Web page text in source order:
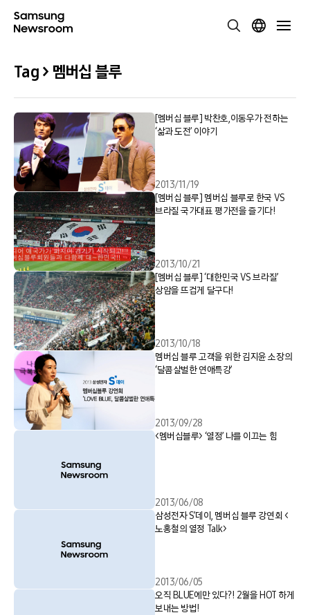
Tag > 멤버십 블루
[멤버십 블루] 박찬호,이동우가 전하는
‘삶과 도전’ 이야기
2013/11/19
[멤버십 블루] 멤버십 블루로 한국 VS
브라질 국가대표 평가전을 즐기다!
2013/10/21
[멤버십 블루] ‘대한민국 VS 브라질’
상암을 뜨겁게 달구다!
2013/10/18
멤버십 블루 고객을 위한 김지윤 소장의
‘달콤살벌한 연애특강’
2013/09/28
<멤버십블루> ‘열정’ 나를 이끄는 힘
2013/06/08
삼성전자 S’데이, 멤버십 블루 강연회 <
노홍철의 열정 Talk>
2013/06/05
오직 BLUE에만 있다?! 2월을 HOT 하게
보내는 방법!